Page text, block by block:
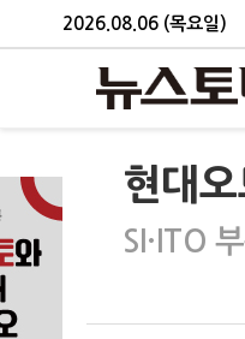
2026.08.06 (목요일)
현대
SI·ITO